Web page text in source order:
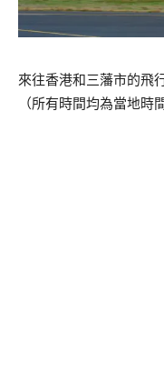
來往香港和三藩市的飛
（所有時間均為當地時